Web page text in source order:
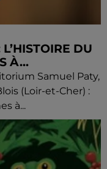
DU
À...
Samuel Paty,
(Loir-et-Cher) :
à...